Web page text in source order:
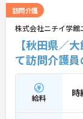
訪問介護
株式会社ニチイ学
【秋田県／
て訪問介護
給料 時